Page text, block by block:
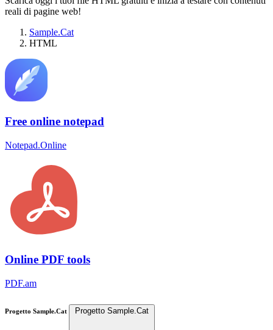
reali di pagine web!
Sample.Cat
HTML
Free online notepad
Notepad.Online
Online PDF tools
PDF.am
Progetto Sample.Cat Progetto Sample.Cat